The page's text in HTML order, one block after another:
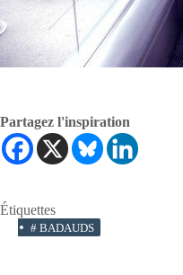
Partagez l'inspiration
Étiquettes
# BADAUDS